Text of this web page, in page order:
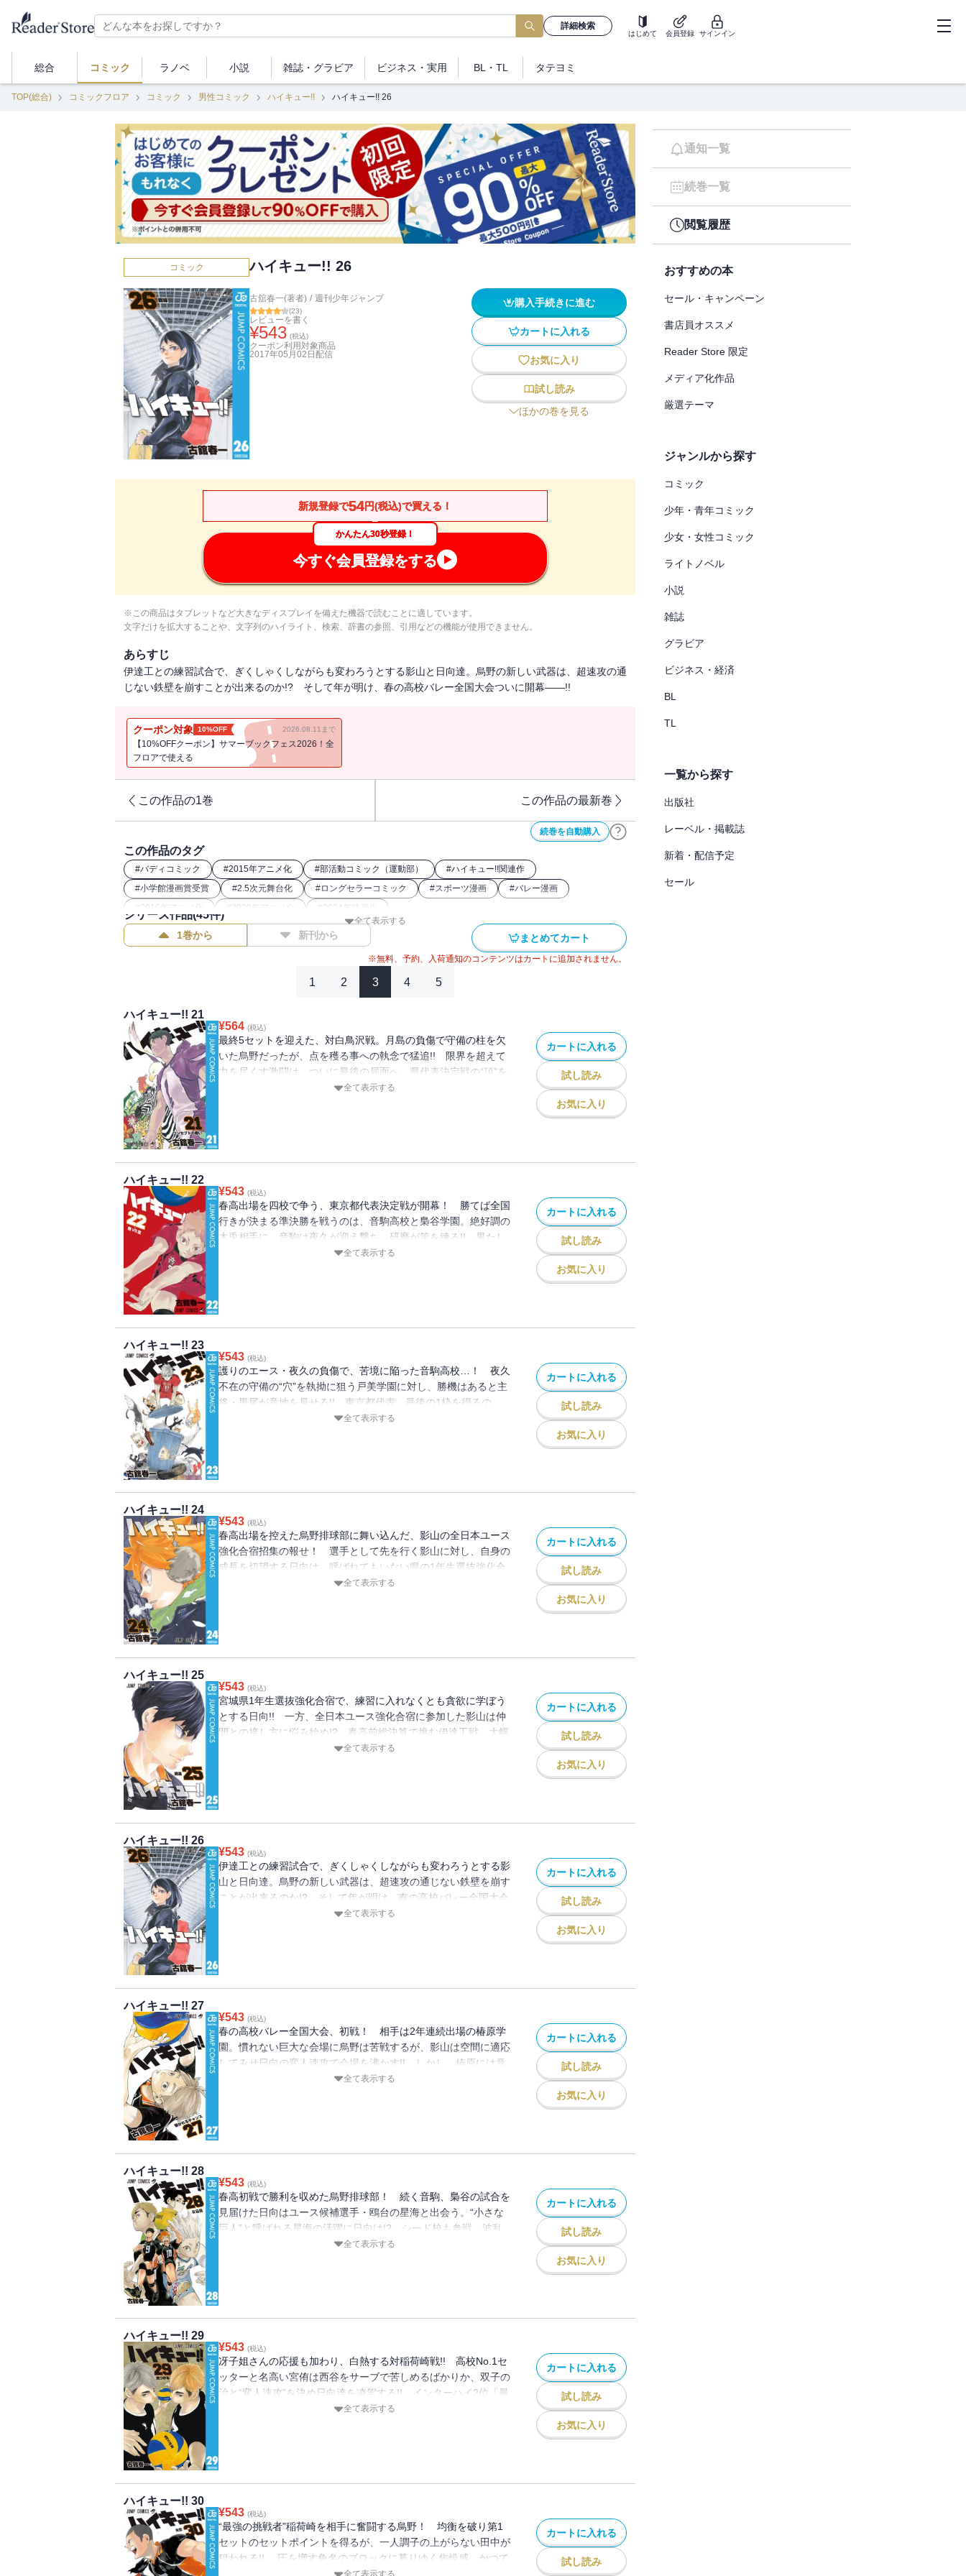
詳細検索
はじめて 会員登録 サインイン
総合 コミック ラノベ 小説 雑誌・ グラビア ビジネス ・実用 BL・TL タテヨミ
TOP(総合) コミックフロア コミック 男性コミック ハイキュー!! ハイキュー!! 26
コミック ハイキュー!! 26
古舘春一(著者) / 週刊少年ジャンプ
(23)
レビューを書く
¥543 (税込)
クーポン利用対象商品
2017年05月02日 配信
購入手続きに進む
カートに入れる
お気に入り
試し読み
ほかの巻を見る
新規登録で54円(税込)で買える！
かんたん30秒登録！
今すぐ会員登録をする
※この商品はタブレットなど大きなディスプレイを備えた機器で読むことに適しています。
文字だけを拡大することや、文字列のハイライト、検索、辞書の参照、引用などの機能が使用できません。
あらすじ
伊達工との練習試合で、ぎくしゃくしながらも変わろうとする影山と日向達。烏野の新しい武器は、超速攻の通
じない鉄壁を崩すことが出来るのか!? そして年が明け、春の高校バレー全国大会ついに開幕――!!
クーポン対象 10%OFF 2026.08.11まで
【10%OFFクーポン】サマーブックフェス2026！全
フロアで使える
この作品の1巻 この作品の最新巻
続巻を自動購入
この作品のタグ
#バディコミック #2015年アニメ化 #部活動コミック（運動部） #ハイキュー!!関連作
#小学館漫画賞受賞 #2.5次元舞台化 #ロングセラーコミック #スポーツ漫画 #バレー漫画
#2016年アニメ化 #2020年アニメ化 #2024年映画化
全て表示する
シリーズ作品(45件)
1巻から 新刊から まとめてカート
※無料、予約、入荷通知のコンテンツはカートに追加されません。
1 2 3 4 5
ハイキュー!! 21
¥564 (税込)
最終5セットを迎えた、対白鳥沢戦。月島の負傷で守備の柱を欠
いた烏野だったが、点を穫る事への執念で猛追!! 限界を超えて
力を尽くす激闘は、ついに最後の局面へ。県代表決定戦の“頂”を
全て表示する
カートに入れる
試し読み
お気に入り
ハイキュー!! 22
¥543 (税込)
春高出場を四校で争う、東京都代表決定戦が開幕！ 勝てば全国
行きが決まる準決勝を戦うのは、音駒高校と梟谷学園。絶好調の
木兎相手に、音駒は夜久が迎え撃ち、研磨が策を練る!! 果たし
全て表示する
カートに入れる
試し読み
お気に入り
ハイキュー!! 23
¥543 (税込)
護りのエース・夜久の負傷で、苦境に陥った音駒高校…！ 夜久
不在の守備の“穴”を執拗に狙う戸美学園に対し、勝機はあると主
将・黒尾が意地を見せる!! 東京都代表、最後の1枠を得るの
全て表示する
カートに入れる
試し読み
お気に入り
ハイキュー!! 24
¥543 (税込)
春高出場を控えた烏野排球部に舞い込んだ、影山の全日本ユース
強化合宿招集の報せ！ 選手として先を行く影山に対し、自身の
成長を切望する日向は、呼ばれてもいない県の1年生選抜強化合
全て表示する
カートに入れる
試し読み
お気に入り
ハイキュー!! 25
¥543 (税込)
宮城県1年生選抜強化合宿で、練習に入れなくとも貪欲に学ぼう
とする日向!! 一方、全日本ユース強化合宿に参加した影山は仲
間との接し方に悩み始め!? 春高前総決算で挑む伊達工戦、大幅
全て表示する
カートに入れる
試し読み
お気に入り
ハイキュー!! 26
¥543 (税込)
伊達工との練習試合で、ぎくしゃくしながらも変わろうとする影
山と日向達。烏野の新しい武器は、超速攻の通じない鉄壁を崩す
ことが出来るのか!? そして年が明け、春の高校バレー全国大会
全て表示する
カートに入れる
試し読み
お気に入り
ハイキュー!! 27
¥543 (税込)
春の高校バレー全国大会、初戦！ 相手は2年連続出場の椿原学
園。慣れない巨大な会場に烏野は苦戦するが、影山は空間に適応
してみせ日向の変人速攻で会場を沸かす!! しかし、椿原には意
全て表示する
カートに入れる
試し読み
お気に入り
ハイキュー!! 28
¥543 (税込)
春高初戦で勝利を収めた烏野排球部！ 続く音駒、梟谷の試合を
見届けた日向はユース候補選手・鴎台の星海と出会う。“小さな
巨人”と呼ばれる星海の活躍に日向は!? シード校も参戦、波乱
全て表示する
カートに入れる
試し読み
お気に入り
ハイキュー!! 29
¥543 (税込)
冴子姐さんの応援も加わり、白熱する対稲荷崎戦!! 高校No.1セ
ッターと名高い宮侑は西谷をサーブで苦しめるばかりか、双子の
治と“変人速攻”を決め日向達を凌駕する!! インターハイ2位「最
強の挑戦者」を超える策は!?全て表示する
カートに入れる
試し読み
お気に入り
ハイキュー!! 30
¥543 (税込)
“最強の挑戦者”稲荷崎を相手に奮闘する烏野！ 均衡を破り第1
セットのセットポイントを得るが、一人調子の上がらない田中が
狙われる!! 圧を増す角名のブロックに募りゆく焦燥感、かつて
カートに入れる
試し読み
通知一覧
続巻一覧
閲覧履歴
おすすめの本
セール・キャンペーン
書店員オススメ
Reader Store 限定
メディア化作品
厳選テーマ
ジャンルから探す
コミック
少年・青年コミック
少女・女性コミック
ライトノベル
小説
雑誌
グラビア
ビジネス・経済
BL
TL
一覧から探す
出版社
レーベル・掲載誌
新着・配信予定
セール